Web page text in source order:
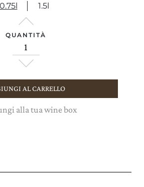
0.75l 1.5l
QUANTITÀ
AL CARRELLO
alla tua wine box